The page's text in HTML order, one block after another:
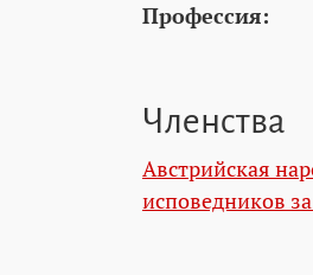
Профессия:
Членства
Австрийская
исповедников